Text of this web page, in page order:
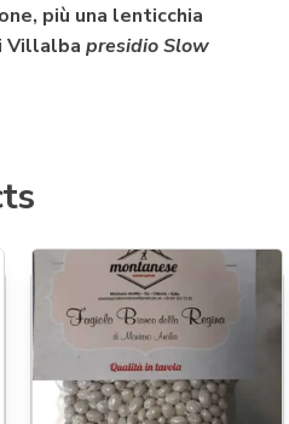
più una lenticchia
Villalbapresidio Slow